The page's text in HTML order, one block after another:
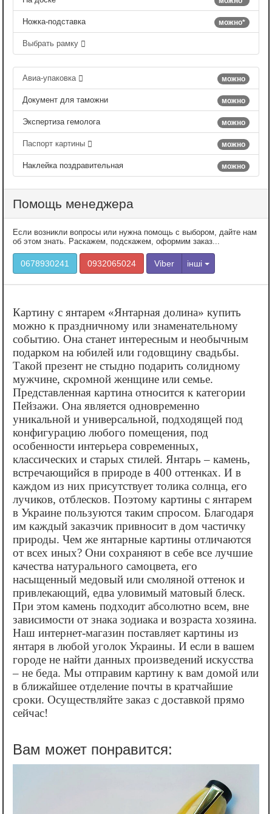
можно*
Ножка-подставка
Выбрать рамку
можно
Авиа-упаковка
можно
Документ для таможни
можно
Экспертиза гемолога
можно
Паспорт картины
можно
Наклейка поздравительная
Помощь менеджера
Если возникли вопросы или нужна помощь с выбором, дайте нам
об этом знать. Раскажем, подскажем, оформим заказ...
0678930241 0932065024 Viber інші
Картину с янтарем «‎Янтарная долина» купить
можно к праздничному или знаменательному
событию. Она станет интересным и необычным
подарком на юбилей или годовщину свадьбы.
Такой презент не стыдно подарить солидному
мужчине, скромной женщине или семье.
Представленная картина относится к категории
Пейзажи. Она является одновременно
уникальной и универсальной, подходящей под
конфигурацию любого помещения, под
особенности интерьера современных,
классических и старых стилей. Янтарь – камень,
встречающийся в природе в 400 оттенках. И в
каждом из них присутствует толика солнца, его
лучиков, отблесков. Поэтому картины с янтарем
в Украине пользуются таким спросом. Благодаря
им каждый заказчик привносит в дом частичку
природы. Чем же янтарные картины отличаются
от всех иных? Они сохраняют в себе все лучшие
качества натурального самоцвета, его
насыщенный медовый или смоляной оттенок и
привлекающий, едва уловимый матовый блеск.
При этом камень подходит абсолютно всем, вне
зависимости от знака зодиака и возраста хозяина.
Наш интернет-магазин поставляет картины из
янтаря в любой уголок Украины. И если в вашем
городе не найти данных произведений искусства
– не беда. Мы отправим картину к вам домой или
в ближайшее отделение почты в кратчайшие
сроки. Осуществляйте заказ с доставкой прямо
сейчас!